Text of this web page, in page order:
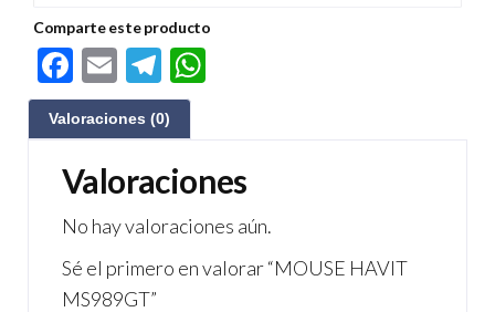
Comparte este producto
F
ac
e
b
o
o
k
E
m
ail
Te
le
gr
a
m
s
A
p
p
Valoraciones (0)
Valoraciones
No hay valoraciones aún.
Sé el primero en valorar “MOUSE HAVIT
MS989GT”